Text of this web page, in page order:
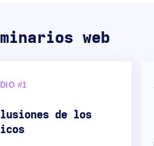
web
#1
de los